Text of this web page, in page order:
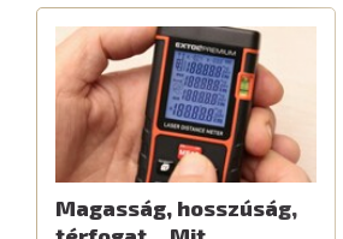
Magasság, hosszúság,